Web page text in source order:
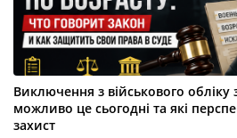
Виключення з військового обліку
можливо це сьогодні та які
захист